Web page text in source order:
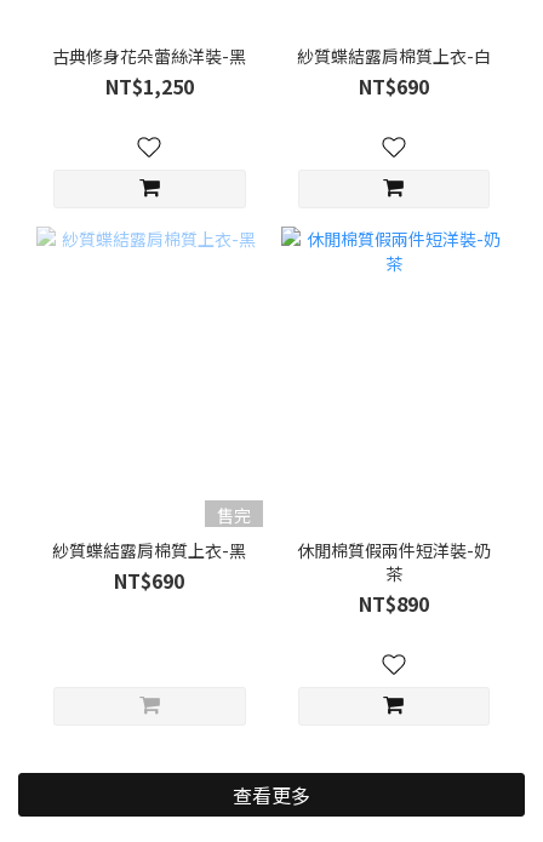
古典修身花朵蕾絲洋裝-黑
NT$1,250
紗質蝶結露肩棉質上衣-白
NT$690
售完
紗質蝶結露肩棉質上衣-黑
NT$690
休閒棉質假兩件短洋裝-奶
茶
NT$890
查看更多